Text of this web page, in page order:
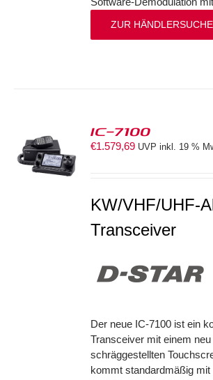
ZUR HÄNDLERSUCHE
IC-7100
€1.579,69 UVP inkl. 19 %
KW/VHF/UHF-
Transceiver
Der neue IC-7100 ist ein
Transceiver mit einem
schräggestellten
kommt standardmäßig mit